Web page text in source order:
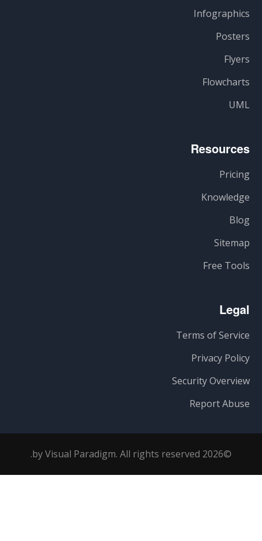
Infographics
Posters
Flyers
Flowcharts
UML
Resources
Pricing
Knowledge
Blog
Sitemap
Free Tools
Legal
Terms of Service
Privacy Policy
Security Overview
Report Abuse
©2026 by Visual Paradigm. All rights reserved.